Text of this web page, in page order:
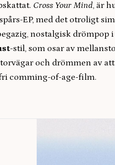
Cross Your Mind, är
EP, med det otroligt
nostalgisk drömpop i
-stil, som osar av
och drömmen av
comming-of-age-film.